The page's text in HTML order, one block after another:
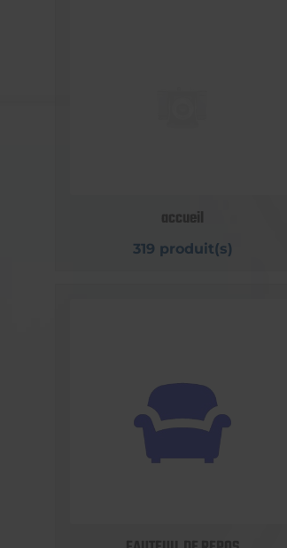
accueil
319 produit(s)